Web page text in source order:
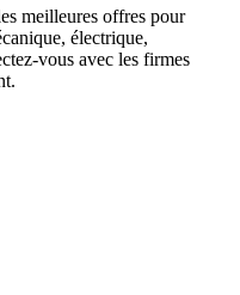
meilleures offres pour
électrique,
vous avec les firmes